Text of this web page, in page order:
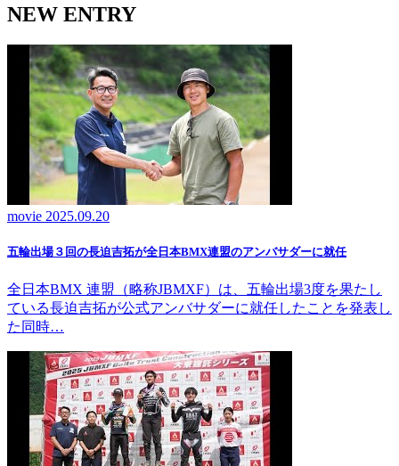
NEW ENTRY
movie 2025.09.20
五輪出場３回の長迫吉拓が全日本BMX連盟のアンバサダーに就任
全日本BMX 連盟（略称JBMXF）は、五輪出場3度を果たし
ている長迫吉拓が公式アンバサダーに就任したことを発表し
た同時…